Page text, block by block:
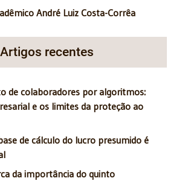
André Luiz Costa-Corrêa
Artigos recentes
de colaboradores por algoritmos:
e os limites da proteção ao
de cálculo do lucro presumido é
da importância do quinto